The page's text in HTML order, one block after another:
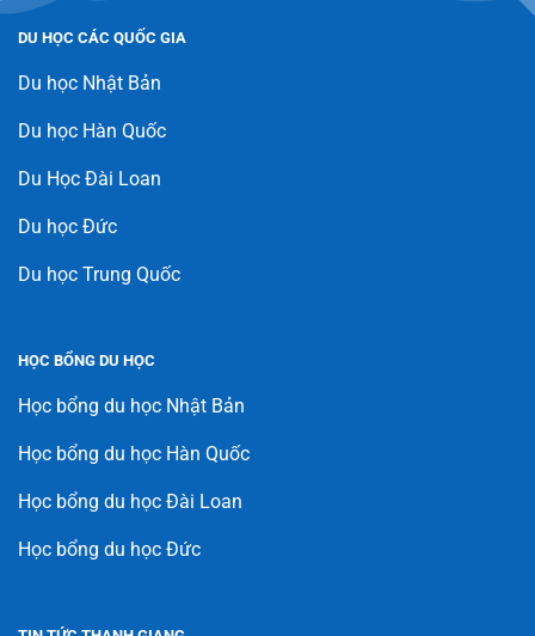
DU HỌC CÁC QUỐC GIA
Du học Nhật Bản
Du học Hàn Quốc
Du Học Đài Loan
Du học Đức
Du học Trung Quốc
HỌC BỔNG DU HỌC
Học bổng du học Nhật Bản
Học bổng du học Hàn Quốc
Học bổng du học Đài Loan
Học bổng du học Đức